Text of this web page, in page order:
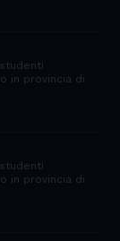
in provincia di
in provincia di